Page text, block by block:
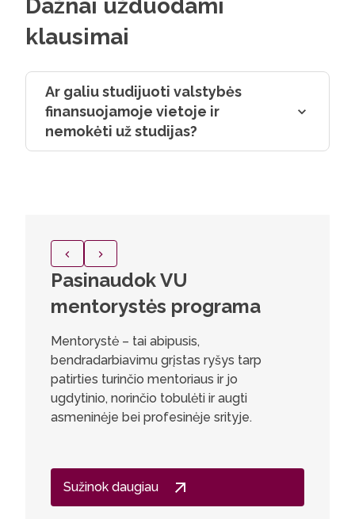
Dažnai užduodami
klausimai
Ar galiu studijuoti valstybės
finansuojamoje vietoje ir
nemokėti už studijas?
Pasinaudok VU
mentorystės programa
Mentorystė – tai abipusis,
bendradarbiavimu grįstas ryšys tarp
patirties turinčio mentoriaus ir jo
ugdytinio, norinčio tobulėti ir augti
asmeninėje bei profesinėje srityje.
Sužinok daugiau